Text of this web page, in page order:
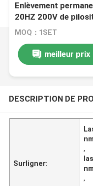
Enlèvement
20HZ 200V de
la maison
MOQ：1SET
meilleur prix
DESCRIPTION DE
Surligner:
nm
,
nm
,